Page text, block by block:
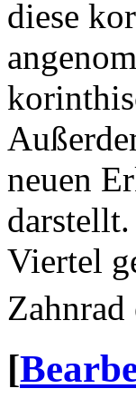
diese
neuen
Viertel
Zahnrad
[